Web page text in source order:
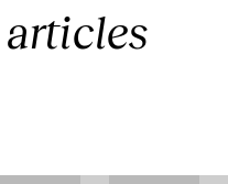
articles